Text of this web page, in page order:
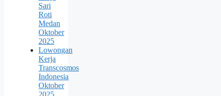
Sari
Roti
Medan
Oktober
2025
Lowongan
Kerja
Transcosmos
Indonesia
Oktober
2025